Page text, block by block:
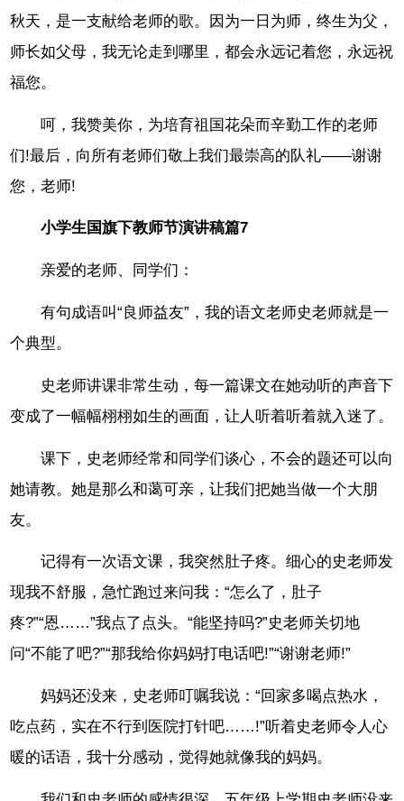
秋天，是一支献给老师的歌。因为一日为师，终生为父，
师长如父母，我无论走到哪里，都会永远记着您，永远祝
福您。
呵，我赞美你，为培育祖国花朵而辛勤工作的老师
们!最后，向所有老师们敬上我们最崇高的队礼——谢谢
您，老师!
小学生国旗下教师节演讲稿篇7
亲爱的老师、同学们：
有句成语叫“良师益友”，我的语文老师史老师就是一
个典型。
史老师讲课非常生动，每一篇课文在她动听的声音下
变成了一幅幅栩栩如生的画面，让人听着听着就入迷了。
课下，史老师经常和同学们谈心，不会的题还可以向
她请教。她是那么和蔼可亲，让我们把她当做一个大朋
友。
记得有一次语文课，我突然肚子疼。细心的史老师发
现我不舒服，急忙跑过来问我：“怎么了，肚子
疼?”“恩……”我点了点头。“能坚持吗?”史老师关切地
问“不能了吧?”“那我给你妈妈打电话吧!”“谢谢老师!”
妈妈还没来，史老师叮嘱我说：“回家多喝点热水，
吃点药，实在不行到医院打针吧……!”听着史老师令人心
暖的话语，我十分感动，觉得她就像我的妈妈。